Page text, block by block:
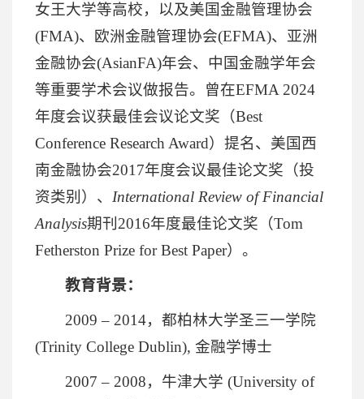
女王大学等高校，以及美国金融管理协会
(FMA)、欧洲金融管理协会(EFMA)、亚洲
金融协会(AsianFA)年会、中国金融学年会
等重要学术会议做报告。曾在EFMA 2024
年度会议获最佳会议论文奖（Best
Conference Research Award）提名、美国西
南金融协会2017年度会议最佳论文奖（投
资类别）、 International Review of Financial
Analysis期刊2016年度最佳论文奖（Tom
Fetherston Prize for Best Paper）。
教育背景：
2009 – 2014，都柏林大学圣三一学院
(Trinity College Dublin), 金融学博士
2007 – 2008，牛津大学 (University of